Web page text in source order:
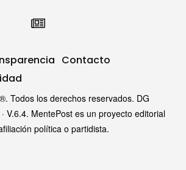
Contacto
Todos los derechos reservados. DG
V.6.4. MentePost es un proyecto editorial
política o partidista.